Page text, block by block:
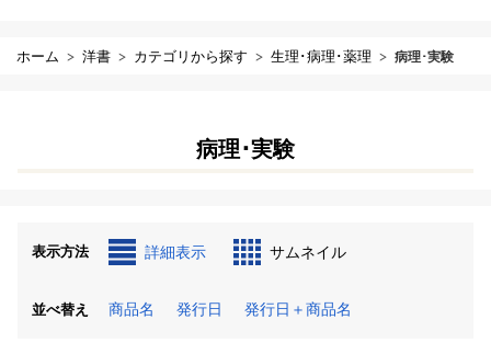
ホーム 洋書 カテゴリから探す 生理･病理･薬理 病理･実験
病理･実験
表示方法 詳細表示 サムネイル
並べ替え 商品名 発行日 発行日＋商品名